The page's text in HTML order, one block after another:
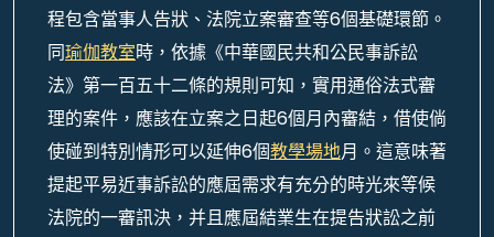
程包含當事人告狀、法院立案審查等6個基礎環節。
同瑜伽教室時，依據《中華國民共和公民事訴訟
法》第一百五十二條的規則可知，實用通俗法式審
理的案件，應該在立案之日起6個月內審結，借使倘
使碰到特別情形可以延伸6個教學場地月。這意味著
提起平易近事訴訟的應屆需求有充分的時光來等候
法院的一審訊決，并且應屆結業生在提告狀訟之前